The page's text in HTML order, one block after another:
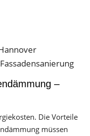
–
Die Vorteile
müssen